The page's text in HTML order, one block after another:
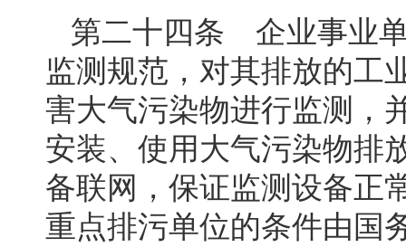
第二十四条 企业事业
监测规范，对其排放的工
害大气污染物进行监测，
安装、使用大气污染物排
备联网，保证监测设备正
重点排污单位的条件由国